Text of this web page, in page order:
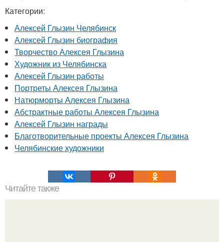
Категории:
Алексей Глызин Челябинск
Алексей Глызин биография
Творчество Алексея Глызина
Художник из Челябинска
Алексей Глызин работы
Портреты Алексея Глызина
Натюрморты Алексея Глызина
Абстрактные работы Алексея Глызина
Алексей Глызин награды
Благотворительные проекты Алексея Глызина
Челябинские художники
Читайте также